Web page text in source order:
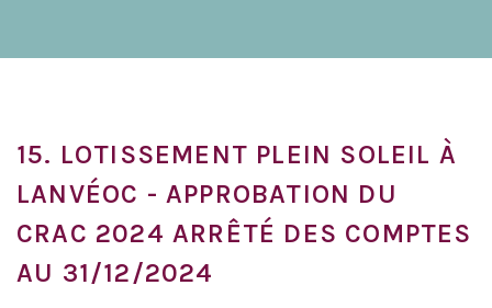
15. LOTISSEMENT PLEIN SOLEIL À
LANVÉOC - APPROBATION DU
CRAC 2024 ARRÊTÉ DES COMPTES
AU 31/12/2024